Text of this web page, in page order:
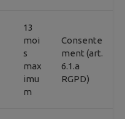
13
moi
s
max
imu
m
Consente
ment (art.
6.1.a
RGPD)